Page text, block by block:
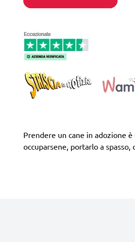
Prendere un cane in adozione
occuparsene, portarlo a